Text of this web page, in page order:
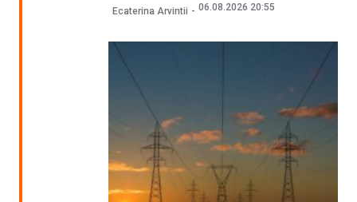
Ecaterina Arvintii 06.08.2026 20:55